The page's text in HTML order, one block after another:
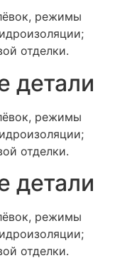
режимы
отделки.
детали
режимы
отделки.
детали
режимы
отделки.